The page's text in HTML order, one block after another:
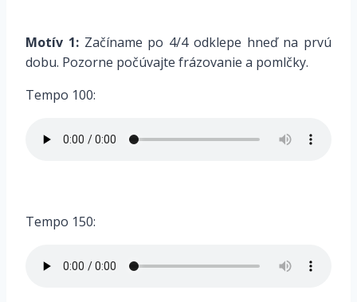
Motív 1:Začíname po 4/4 odklepe hneď na prvú
dobu. Pozorne počúvajte frázovanie a pomlčky.
Tempo 100:
Tempo 150: